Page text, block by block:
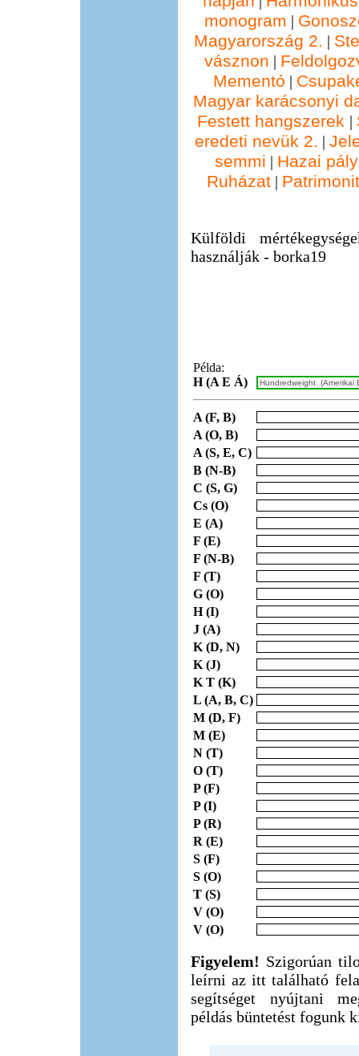
monogram |
Magyarország 2. |
vásznon |
Mementó |
Magyar karácsonyi
Festett hangszerek |
eredeti nevük 2. |
semmi | Hazai
Ruházat |
Külföldi
használják - borka19
Példa:
H (A E Á)
A (F, B)
A (O, B)
A (S, E, C)
B (N-B)
C (S, G)
Cs (O)
E (A)
F (E)
F (N-B)
F (T)
G (O)
H (I)
J (A)
K (D, N)
K (J)
K T (K)
L (A, B, C)
M (D, F)
M (E)
N (T)
O (T)
P (F)
P (I)
P (R)
R (E)
S (F)
S (O)
T (S)
V (O)
V (O)
Figyelem! Szigorúan
leírni az itt található
segítséget nyújtani
példás büntetést fogunk